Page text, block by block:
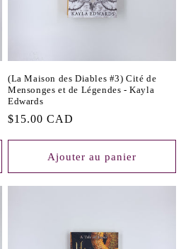
(La Maison des Diables #3) Cité de
Mensonges et de Légendes - Kayla
Edwards
Prix
$15.00 CAD
Ajouter au panier